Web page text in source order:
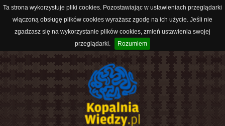
Ta strona wykorzystuje pliki cookies. Pozostawiając w ustawieniach przeglądarki
włączoną obsługę plików cookies wyrażasz zgodę na ich użycie. Jeśli nie
zgadzasz się na wykorzystanie plików cookies, zmień ustawienia swojej
przeglądarki.
Rozumiem